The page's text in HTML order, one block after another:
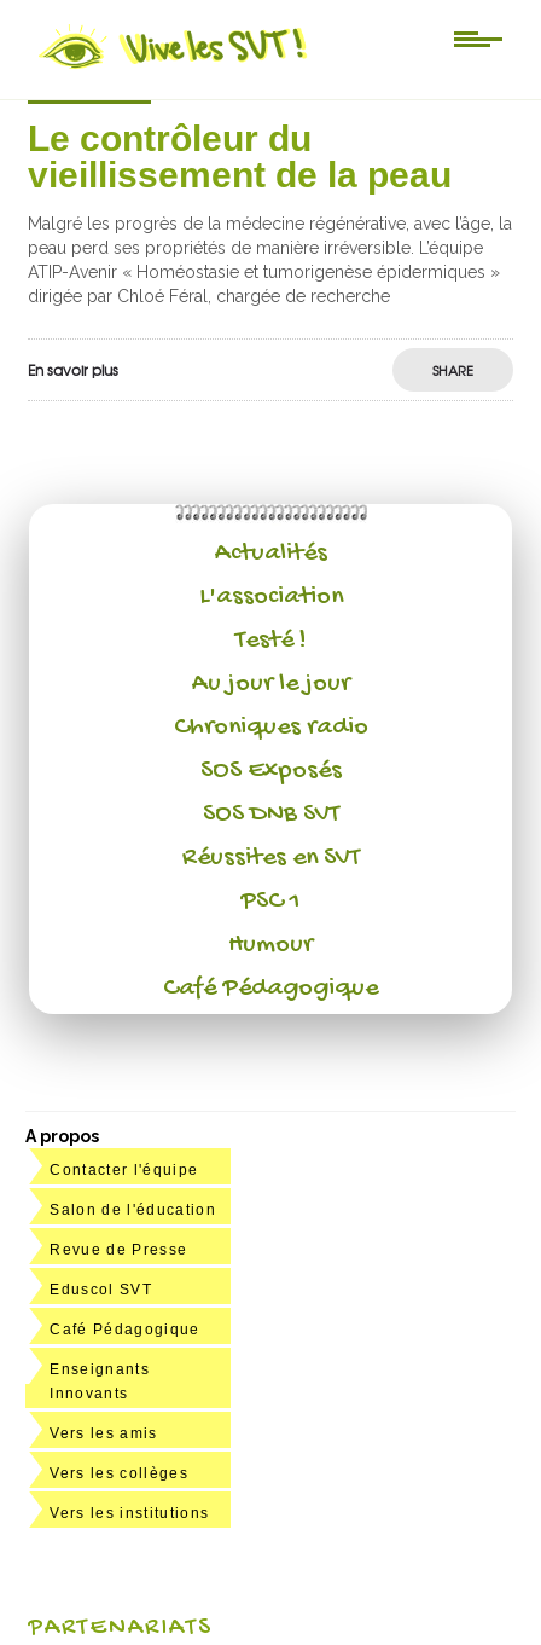
Le contrôleur du
vieillissement de la peau
Malgré les progrès de la médecine régénérative, avec l’âge, la
peau perd ses propriétés de manière irréversible. L’équipe
ATIP-Avenir « Homéostasie et tumorigenèse épidermiques »
dirigée par Chloé Féral, chargée de recherche
En savoir plus SHARE
Actualités
L'association
Testé !
Au jour le jour
Chroniques radio
SOS Exposés
SOS DNB SVT
Réussites en SVT
PSC 1
Humour
Café Pédagogique
A propos
Contacter l'équipe
Salon de l'éducation
Revue de Presse
Eduscol SVT
Café Pédagogique
Enseignants
Innovants
Vers les amis
Vers les collèges
Vers les institutions
PARTENARIATS